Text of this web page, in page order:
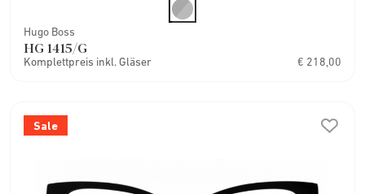
Hugo Boss
HG 1415/G
Komplettpreis inkl. Gläser € 218,00
Sale